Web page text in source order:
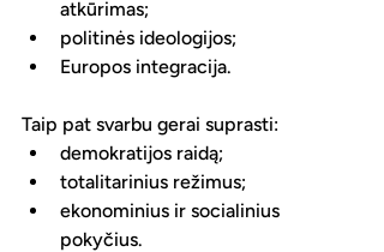
atkūrimas;
politinės ideologijos;
Europos integracija.
Taip pat svarbu gerai suprasti:
demokratijos raidą;
totalitarinius režimus;
ekonominius ir socialinius
pokyčius.